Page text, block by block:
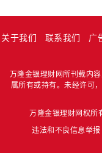
关于我们 联系我们 广
万隆金银理财网所刊载内
属所有或持有。未经许可
万隆金银理财网权
违法和不良信息举